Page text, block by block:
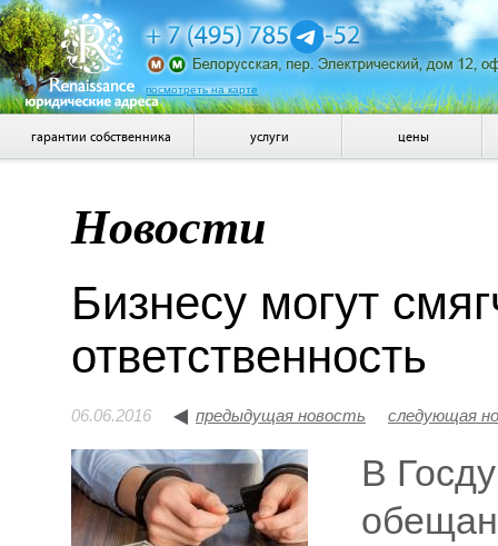
посмотреть на карте
гарантии собственника услуги цены
Новости
Бизнесу могут
ответственность
06.06.2016 предыдущая новость следующая
В